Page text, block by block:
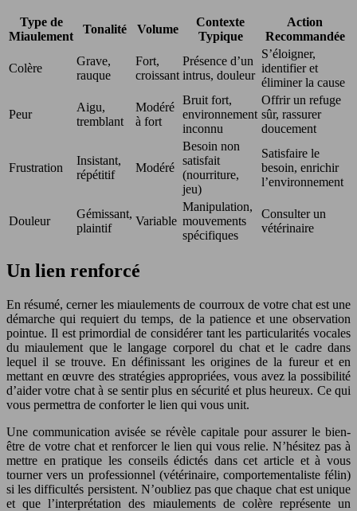
Type de
Miaulement
Tonalité Volume
Contexte
Typique
Action
Recommandée
Colère
Grave,
rauque
Fort,
croissant
Présence d’un
intrus, douleur
S’éloigner,
identifier et
éliminer la cause
Peur
Aigu,
tremblant
Modéré
à fort
Bruit fort,
environnement
inconnu
Offrir un refuge
sûr, rassurer
doucement
Frustration
Insistant,
répétitif
Modéré
Besoin non
satisfait
(nourriture,
jeu)
Satisfaire le
besoin, enrichir
l’environnement
Douleur
Gémissant,
plaintif
Variable
Manipulation,
mouvements
spécifiques
Consulter un
vétérinaire
Un lien renforcé
En résumé, cerner les miaulements de courroux de votre chat est une
démarche qui requiert du temps, de la patience et une observation
pointue. Il est primordial de considérer tant les particularités vocales
du miaulement que le langage corporel du chat et le cadre dans
lequel il se trouve. En définissant les origines de la fureur et en
mettant en œuvre des stratégies appropriées, vous avez la possibilité
d’aider votre chat à se sentir plus en sécurité et plus heureux. Ce qui
vous permettra de conforter le lien qui vous unit.
Une communication avisée se révèle capitale pour assurer le bien-
être de votre chat et renforcer le lien qui vous relie. N’hésitez pas à
mettre en pratique les conseils édictés dans cet article et à vous
tourner vers un professionnel (vétérinaire, comportementaliste félin)
si les difficultés persistent. N’oubliez pas que chaque chat est unique
et que l’interprétation des miaulements de colère représente un